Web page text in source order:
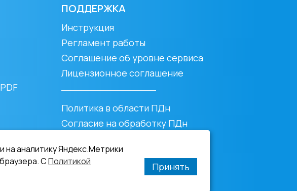
ПОДДЕРЖКА
Инструкция
Регламент работы
Соглашение об уровне сервиса
Лицензионное соглашение
Политика в области ПДн
Согласие на обработку ПДн
аналитику Яндекс.Метрики
СПолитикой
Принять